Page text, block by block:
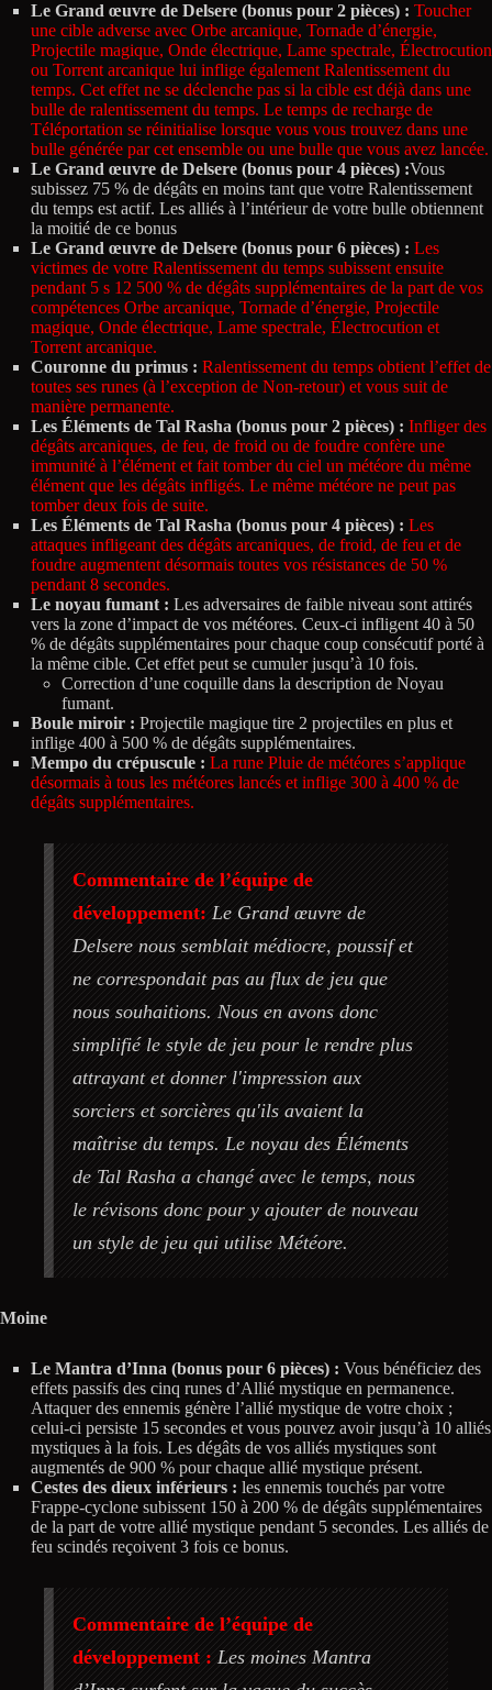
Le Grand œuvre de Delsere (bonus pour 2 pièces) : Toucher
une cible adverse avec Orbe arcanique, Tornade d’énergie,
Projectile magique, Onde électrique, Lame spectrale, Électrocution
ou Torrent arcanique lui inflige également Ralentissement du
temps. Cet effet ne se déclenche pas si la cible est déjà dans une
bulle de ralentissement du temps. Le temps de recharge de
Téléportation se réinitialise lorsque vous vous trouvez dans une
bulle générée par cet ensemble ou une bulle que vous avez lancée.
Le Grand œuvre de Delsere (bonus pour 4 pièces) :Vous
subissez 75 % de dégâts en moins tant que votre Ralentissement
du temps est actif. Les alliés à l’intérieur de votre bulle obtiennent
la moitié de ce bonus
Le Grand œuvre de Delsere (bonus pour 6 pièces) : Les
victimes de votre Ralentissement du temps subissent ensuite
pendant 5 s 12 500 % de dégâts supplémentaires de la part de vos
compétences Orbe arcanique, Tornade d’énergie, Projectile
magique, Onde électrique, Lame spectrale, Électrocution et
Torrent arcanique.
Couronne du primus : Ralentissement du temps obtient l’effet de
toutes ses runes (à l’exception de Non-retour) et vous suit de
manière permanente.
Les Éléments de Tal Rasha (bonus pour 2 pièces) : Infliger des
dégâts arcaniques, de feu, de froid ou de foudre confère une
immunité à l’élément et fait tomber du ciel un météore du même
élément que les dégâts infligés. Le même météore ne peut pas
tomber deux fois de suite.
Les Éléments de Tal Rasha (bonus pour 4 pièces) : Les
attaques infligeant des dégâts arcaniques, de froid, de feu et de
foudre augmentent désormais toutes vos résistances de 50 %
pendant 8 secondes.
Le noyau fumant : Les adversaires de faible niveau sont attirés
vers la zone d’impact de vos météores. Ceux-ci infligent 40 à 50
% de dégâts supplémentaires pour chaque coup consécutif porté à
la même cible. Cet effet peut se cumuler jusqu’à 10 fois.
Correction d’une coquille dans la description de Noyau
fumant.
Boule miroir : Projectile magique tire 2 projectiles en plus et
inflige 400 à 500 % de dégâts supplémentaires.
Mempo du crépuscule : La rune Pluie de météores s’applique
désormais à tous les météores lancés et inflige 300 à 400 % de
dégâts supplémentaires.
Commentaire de l’équipe de
développement: Le Grand œuvre de
Delsere nous semblait médiocre, poussif et
ne correspondait pas au flux de jeu que
nous souhaitions. Nous en avons donc
simplifié le style de jeu pour le rendre plus
attrayant et donner l'impression aux
sorciers et sorcières qu'ils avaient la
maîtrise du temps. Le noyau des Éléments
de Tal Rasha a changé avec le temps, nous
le révisons donc pour y ajouter de nouveau
un style de jeu qui utilise Météore.
Moine
Le Mantra d’Inna (bonus pour 6 pièces) : Vous bénéficiez des
effets passifs des cinq runes d’Allié mystique en permanence.
Attaquer des ennemis génère l’allié mystique de votre choix ;
celui-ci persiste 15 secondes et vous pouvez avoir jusqu’à 10 alliés
mystiques à la fois. Les dégâts de vos alliés mystiques sont
augmentés de 900 % pour chaque allié mystique présent.
Cestes des dieux inférieurs : les ennemis touchés par votre
Frappe-cyclone subissent 150 à 200 % de dégâts supplémentaires
de la part de votre allié mystique pendant 5 secondes. Les alliés de
feu scindés reçoivent 3 fois ce bonus.
Commentaire de l’équipe de
développement : Les moines Mantra